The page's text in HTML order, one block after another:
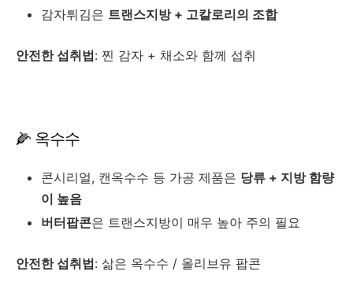
감자튀김은 트랜스지방 + 고칼로리의 조합
안전한 섭취법: 찐 감자 + 채소와 함께 섭취
🌽 옥수수
콘시리얼, 캔옥수수 등 가공 제품은 당류 + 지방 함량
이 높음
버터팝콘은 트랜스지방이 매우 높아 주의 필요
안전한 섭취법: 삶은 옥수수 / 올리브유 팝콘